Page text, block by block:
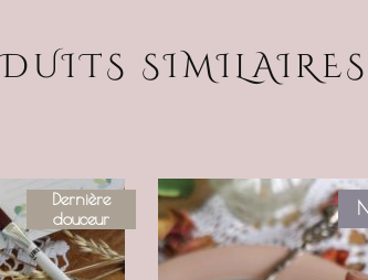
SIMILAIRES
Dernière
douceur